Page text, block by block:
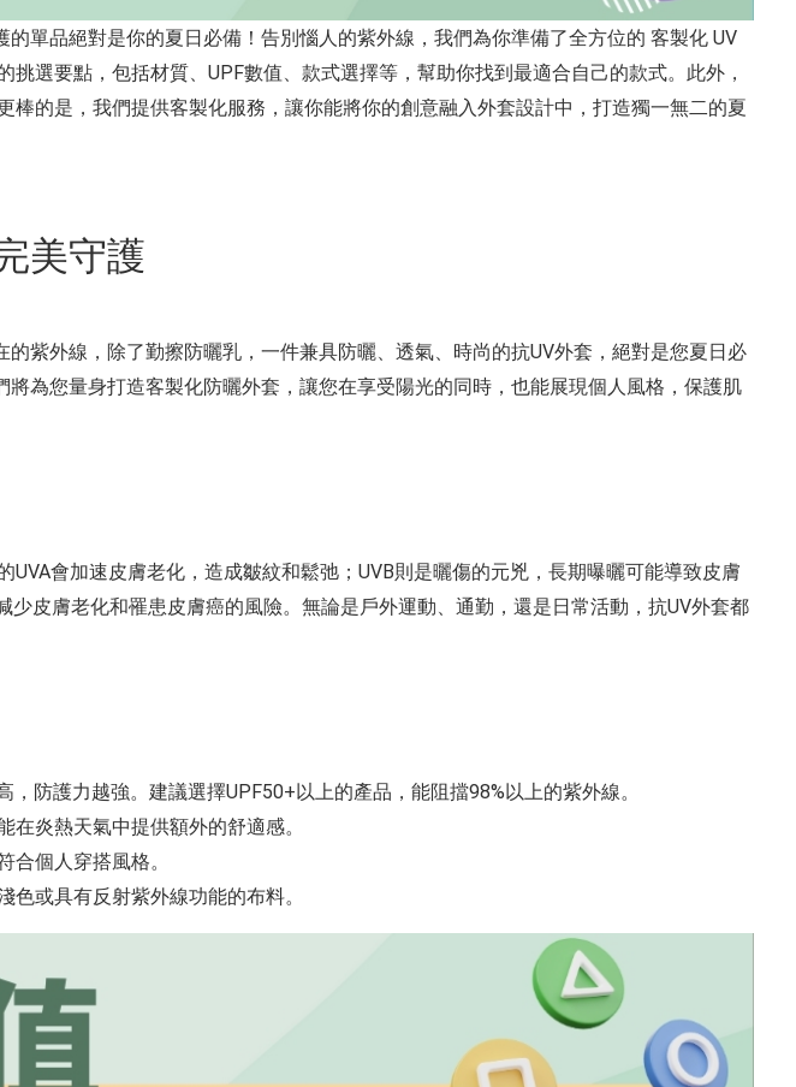
單品絕對是你的夏日必備！告別惱人的紫外線，我們為你準備了全方位的 客製化 UV
選要點，包括材質、UPF數值、款式選擇等，幫助你找到最適合自己的款式。此外，
的是，我們提供客製化服務，讓你能將你的創意融入外套設計中，打造獨一無二的夏
美守護
紫外線，除了勤擦防曬乳，一件兼具防曬、透氣、時尚的抗UV外套，絕對是您夏日必
為您量身打造客製化防曬外套，讓您在享受陽光的同時，也能展現個人風格，保護肌
會加速皮膚老化，造成皺紋和鬆弛；UVB則是曬傷的元兇，長期曝曬可能導致皮膚
皮膚老化和罹患皮膚癌的風險。無論是戶外運動、通勤，還是日常活動，抗UV外套都
防護力越強。建議選擇UPF50+以上的產品，能阻擋98%以上的紫外線。
炎熱天氣中提供額外的舒適感。
個人穿搭風格。
或具有反射紫外線功能的布料。